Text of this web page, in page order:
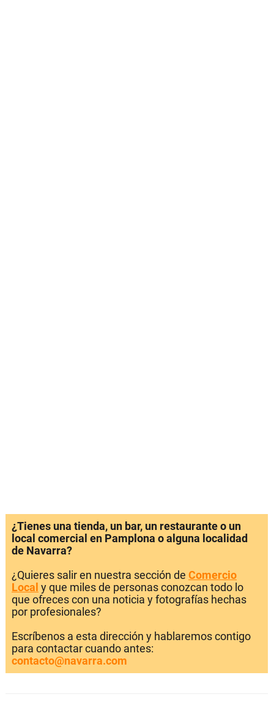
¿Tienes una tienda, un bar, un restaurante o un
local comercial en Pamplona o alguna localidad
de Navarra?
¿Quieres salir en nuestra sección de Comercio
Local y que miles de personas conozcan todo lo
que ofreces con una noticia y fotografías hechas
por profesionales?
Escríbenos a esta dirección y hablaremos contigo
para contactar cuando antes:
contacto@navarra.com